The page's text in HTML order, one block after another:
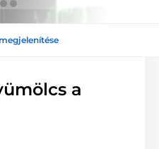
a